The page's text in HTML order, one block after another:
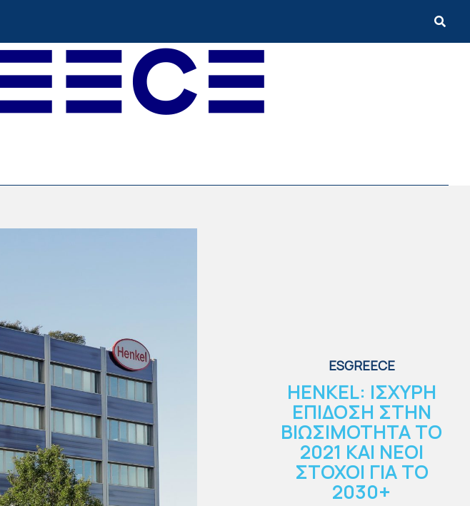
ESGREECE
HENKEL: ΙΣΧΥΡΗ
ΕΠΙΔΟΣΗ ΣΤΗΝ
ΒΙΩΣΙΜΟΤΗΤΑ ΤΟ
2021 ΚΑΙ ΝΕΟΙ
ΣΤΟΧΟΙ ΓΙΑ ΤΟ
2030+